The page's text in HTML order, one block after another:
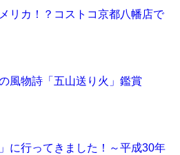
リカ！？コストコ京都八幡店で
風物詩「五山送り火」鑑賞
」に行ってきました！～平成30年